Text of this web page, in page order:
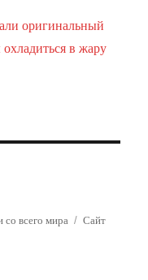
оригинальный
в жару
всего мира
Сайт